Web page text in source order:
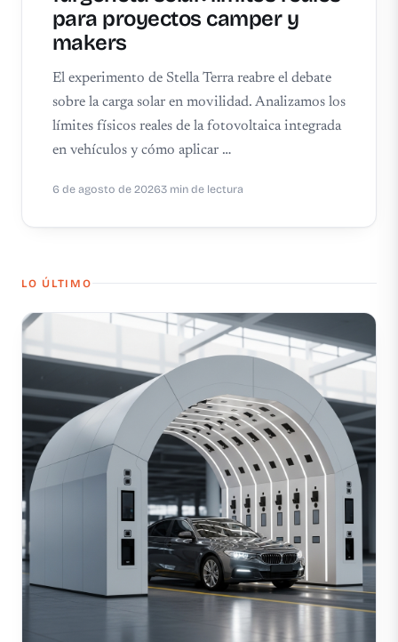
para proyectos camper y
makers
El experimento de Stella Terra reabre el debate
sobre la carga solar en movilidad. Analizamos los
límites físicos reales de la fotovoltaica integrada
en vehículos y cómo aplicar …
6 de agosto de 20263 min de lectura
LO ÚLTIMO